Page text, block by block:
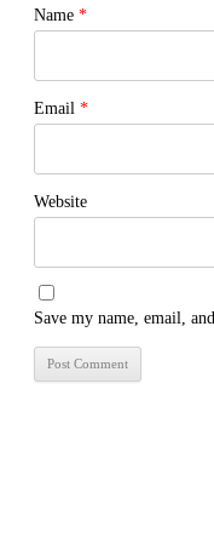
Name *
Email *
Website
Save my name, email,